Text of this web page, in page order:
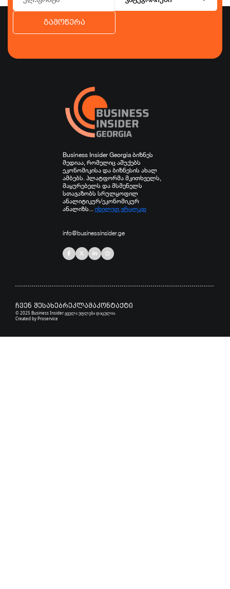
გამოწერა
Business Insider Georgia ბიზნეს
მედიაა, რომელიც აშუქებს
ეკონომიკისა და ბიზნესის ახალ
ამბებს. პლატფორმა მკითხველს,
მაყურებელს და მსმენელს
სთავაზობს სრულყოფილ
ანალიტიკურ/ეკონომიკურ
ანალიზს...
იხილეთ ვრცლად
info@businessinsider.ge
ჩვენ შესახებრეკლამაკონტაქტი
© 2025 Business Insider ყველა უფლება დაცულია.
Created byProservice